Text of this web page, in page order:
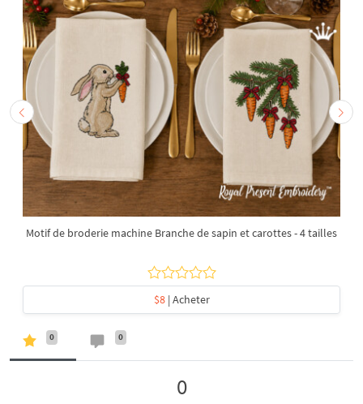
Motif de broderie machine Branche de sapin et carottes - 4 tailles
$8| Acheter
0 0
0